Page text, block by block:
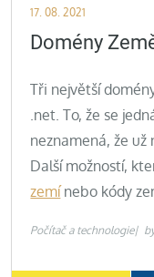
Posted
on
17. 08. 2021
Domény
Tři největší
.net. To, že se
neznamená, že už
Další možností,
zemínebo kódy
Počítač a technologie